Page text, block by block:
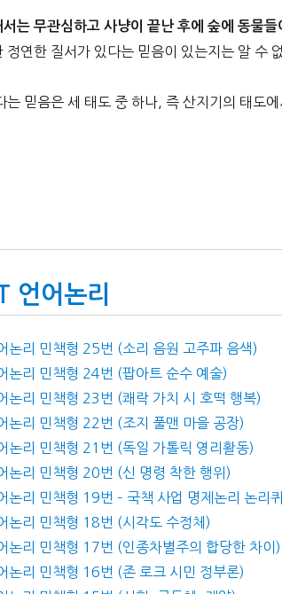
는 무관심하고 사냥이 끝난 후에 숲에 동물
정연한 질서가 있다는 믿음이 있는지는 알 수
믿음은 세 태도 중 하나, 즉 산지기의 태도에
언어논리
논리 민책형 25번 (소리 음원 고주파 음색)
논리 민책형 24번 (팝아트 순수 예술)
논리 민책형 23번 (쾌락 가치 시 호떡 행복)
논리 민책형 22번 (조지 풀맨 마을 공장)
논리 민책형 21번 (독일 가톨릭 영리활동)
논리 민책형 20번 (신 명령 착한 행위)
리 민책형 19번 – 국책 사업 명제논리 논리
논리 민책형 18번 (시각도 수정체)
논리 민책형 17번 (인종차별주의 합당한 차이)
논리 민책형 16번 (존 로크 시민 정부론)